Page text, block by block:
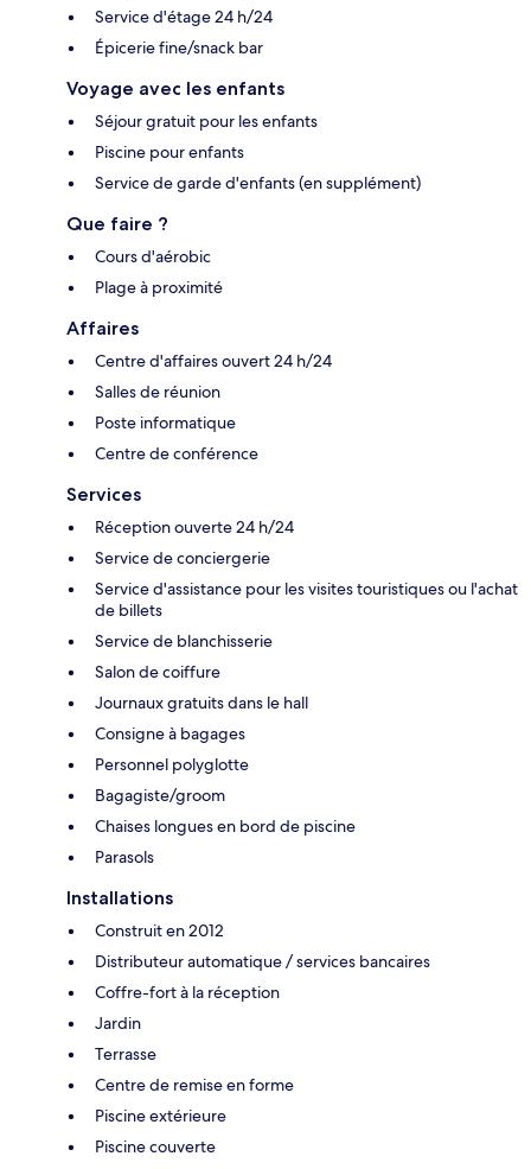
Service d'étage 24 h/24
Épicerie fine/snack bar
Voyage avec les enfants
Séjour gratuit pour les enfants
Piscine pour enfants
Service de garde d'enfants (en supplément)
Que faire ?
Cours d'aérobic
Plage à proximité
Affaires
Centre d'affaires ouvert 24 h/24
Salles de réunion
Poste informatique
Centre de conférence
Services
Réception ouverte 24 h/24
Service de conciergerie
Service d'assistance pour les visites touristiques ou l'achat
de billets
Service de blanchisserie
Salon de coiffure
Journaux gratuits dans le hall
Consigne à bagages
Personnel polyglotte
Bagagiste/groom
Chaises longues en bord de piscine
Parasols
Installations
Construit en 2012
Distributeur automatique / services bancaires
Coffre-fort à la réception
Jardin
Terrasse
Centre de remise en forme
Piscine extérieure
Piscine couverte